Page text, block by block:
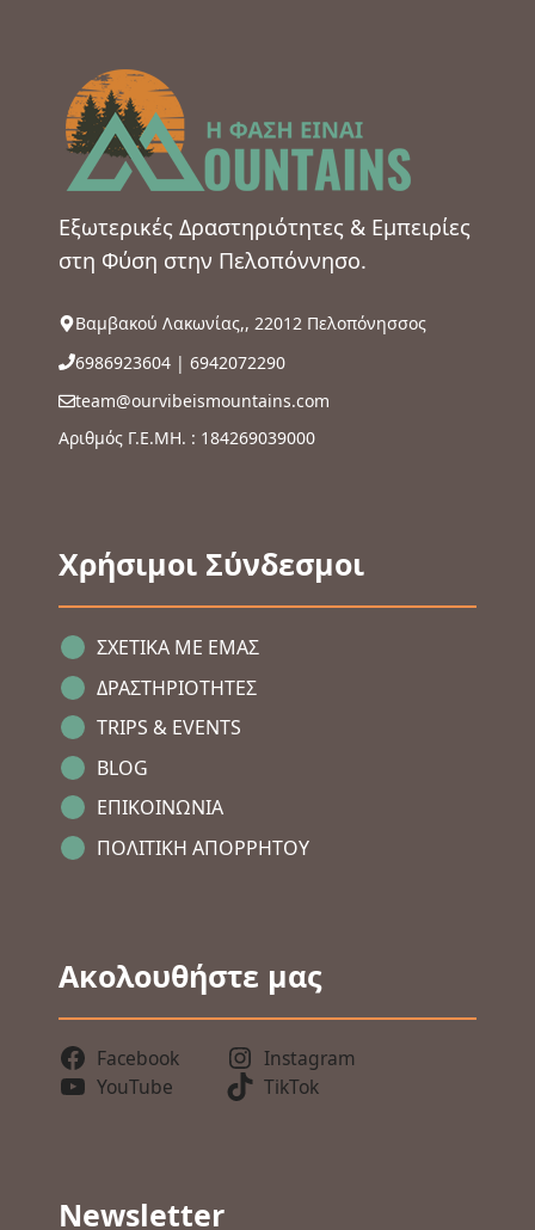
Εξωτερικές Δραστηριότητες & Εμπειρίες
στη Φύση στην Πελοπόννησο.
Βαμβακού Λακωνίας,, 22012 Πελοπόνησσος
6986923604 | 6942072290
team@ourvibeismountains.com
Αριθμός Γ.Ε.ΜΗ. : 184269039000
Χρήσιμοι Σύνδεσμοι
ΣΧΕΤΙΚΑ ΜΕ ΕΜΑΣ
ΔΡΑΣΤΗΡΙΟΤΗΤΕΣ
TRIPS & EVENTS
BLOG
ΕΠΙΚΟΙΝΩΝΙΑ
ΠΟΛΙΤΙΚΗ ΑΠΟΡΡΗΤΟΥ
Ακολουθήστε μας
Facebook
Instagram
YouTube
TikTok
Newsletter